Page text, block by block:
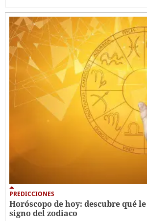
PREDICCIONES
Horóscopo de hoy: descubre qué
signo del zodiaco